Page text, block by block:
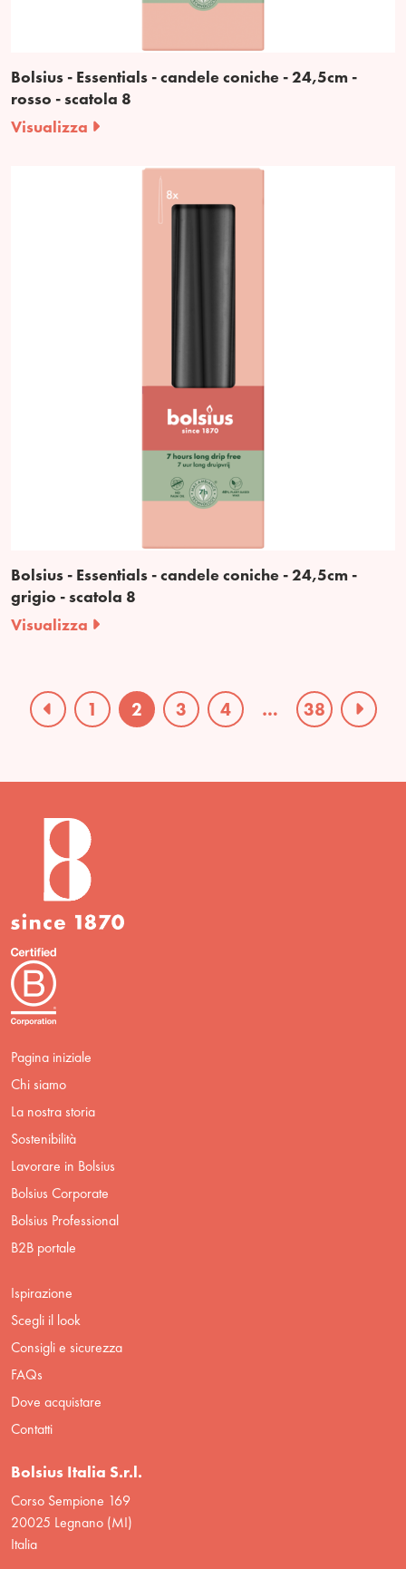
Bolsius - Essentials - candele coniche - 24,5cm -
rosso - scatola 8
Visualizza
Bolsius - Essentials - candele coniche - 24,5cm -
grigio - scatola 8
Visualizza
1 2 3 4 … 38
Pagina iniziale
Chi siamo
La nostra storia
Sostenibilità
Lavorare in Bolsius
Bolsius Corporate
Bolsius Professional
B2B portale
Ispirazione
Scegli il look
Consigli e sicurezza
FAQs
Dove acquistare
Contatti
Bolsius Italia S.r.l.
Corso Sempione 169
20025 Legnano (MI)
Italia